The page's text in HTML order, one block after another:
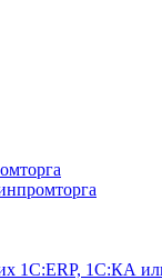
1C:ERP, 1С:КА